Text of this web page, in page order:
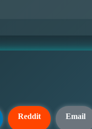
Reddit Email